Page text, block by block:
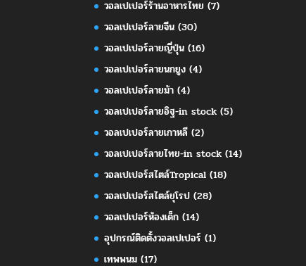
วอลเปเปอร์ร้านอาหารไทย (7)
วอลเปเปอร์ลายจีน (30)
วอลเปเปอร์ลายญี่ปุ่น (16)
วอลเปเปอร์ลายนกยูง (4)
วอลเปเปอร์ลายม้า (4)
วอลเปเปอร์ลายอิฐ-in stock (5)
วอลเปเปอร์ลายเกาหลี (2)
วอลเปเปอร์ลายไทย-in stock (14)
วอลเปเปอร์สไตล์Tropical (18)
วอลเปเปอร์สไตล์ยุโรป (28)
วอลเปเปอร์ห้องเด็ก (14)
อุปกรณ์ติดตั้งวอลเปเปอร์ (1)
เทพพนม (17)